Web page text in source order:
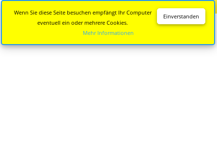
Einverstanden
Wenn Sie diese Seite besuchen empfängt Ihr Computer
eventuell ein oder mehrere Cookies.
Mehr Informationen